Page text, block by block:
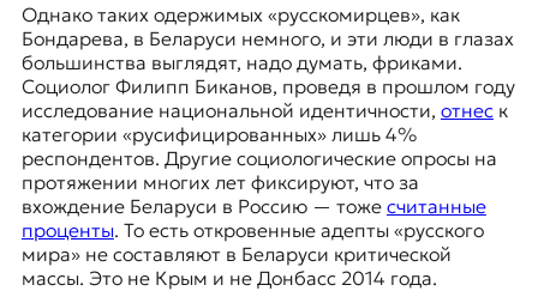
Однако таких одержимых «русскомирцев», как
Бондарева, в Беларуси немного, и эти люди в глазах
большинства выглядят, надо думать, фриками.
Социолог Филипп Биканов, проведя в прошлом году
исследование национальной идентичности, отнеск
категории «русифицированных» лишь 4%
респондентов. Другие социологические опросы на
протяжении многих лет фиксируют, что за
вхождение Беларуси в Россию — тоже считанные
проценты. То есть откровенные адепты «русского
мира» не составляют в Беларуси критической
массы. Это не Крым и не Донбасс 2014 года.